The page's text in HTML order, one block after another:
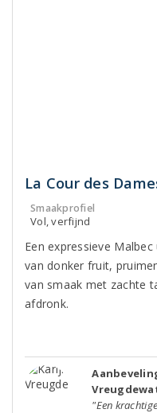
La Cour des
Smaakprofiel
Vol, verfijnd
Een expressieve Malbec
van donker fruit,
van smaak met zachte
afdronk.
"Een